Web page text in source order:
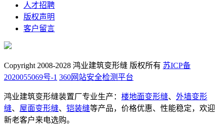
人才招聘
版权声明
客户留言
Copyright 2008-2028 鸿业建筑变形缝 版权所有 苏ICP备
2020055069号-1 360网站安全检测平台
鸿业建筑变形缝装置厂专业生产： 楼地面变形缝、 外墙变形
缝、 屋面变形缝、 铠装缝等产品，价格优惠、性能稳定，欢迎
新老客户来电选购。